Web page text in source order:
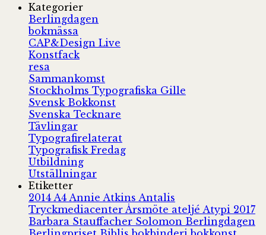
Kategorier
Berlingdagen
bokmässa
CAP&Design Live
Konstfack
resa
Sammankomst
Stockholms Typografiska Gille
Svensk Bokkonst
Svenska Tecknare
Tävlingar
Typografirelaterat
Typografisk Fredag
Utbildning
Utställningar
Etiketter
2014 A4 Annie Atkins Antalis
Tryckmediacenter Årsmöte ateljé Atypi 2017
Barbara Stauffacher Solomon Berlingdagen